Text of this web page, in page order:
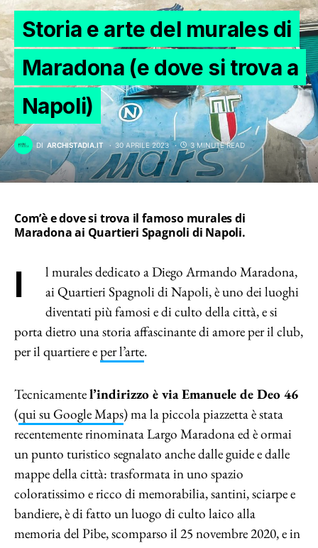
Storia e arte del murales di
Maradona (e dove si trova a
Napoli)
DI ARCHISTADIA.IT 30 APRILE 2023 3 MINUTE READ
Com’è e dove si trova il famoso murales di
Maradona ai Quartieri Spagnoli di Napoli.
Il murales dedicato a Diego Armando Maradona,
ai Quartieri Spagnoli di Napoli, è uno dei luoghi
diventati più famosi e di culto della città, e si
porta dietro una storia affascinante di amore per il club,
per il quartiere eper l’arte.
Tecnicamentel’indirizzo è via Emanuele de Deo 46
(qui su Google Maps) ma la piccola piazzetta è stata
recentemente rinominata Largo Maradona ed è ormai
un punto turistico segnalato anche dalle guide e dalle
mappe della città: trasformata in uno spazio
coloratissimo e ricco di memorabilia, santini, sciarpe e
bandiere, è di fatto un luogo di culto laico alla
memoria del Pibe, scomparso il 25 novembre 2020, e in